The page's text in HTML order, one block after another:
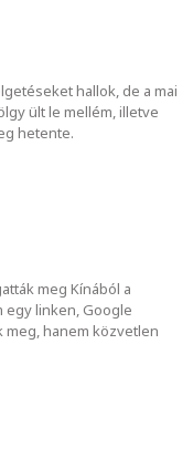
hallok, de a mai
ült le mellém, illetve
hetente.
meg Kínából a
egy linken, Google
hanem közvetlen